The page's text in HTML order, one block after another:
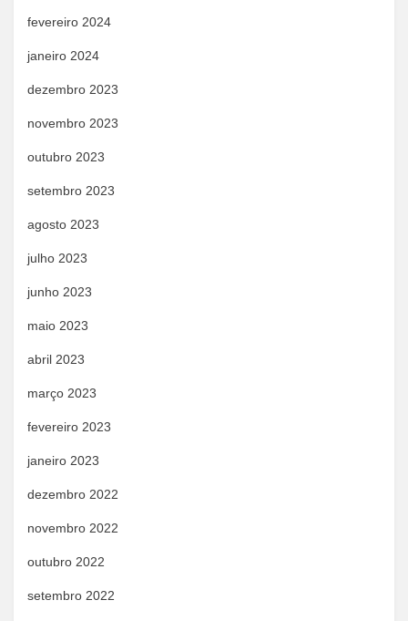
fevereiro 2024
janeiro 2024
dezembro 2023
novembro 2023
outubro 2023
setembro 2023
agosto 2023
julho 2023
junho 2023
maio 2023
abril 2023
março 2023
fevereiro 2023
janeiro 2023
dezembro 2022
novembro 2022
outubro 2022
setembro 2022